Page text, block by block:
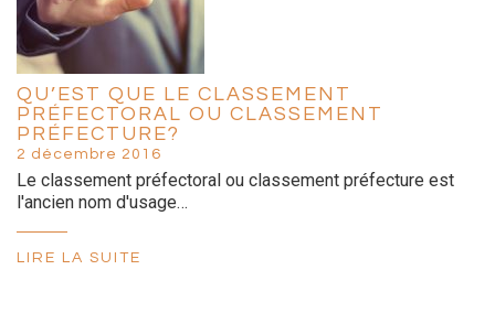
QU’EST QUE LE CLASSEMENT
PRÉFECTORAL OU CLASSEMENT
PRÉFECTURE?
2 décembre 2016
Le classement préfectoral ou classement préfecture est
l'ancien nom d'usage…
LIRE LA SUITE